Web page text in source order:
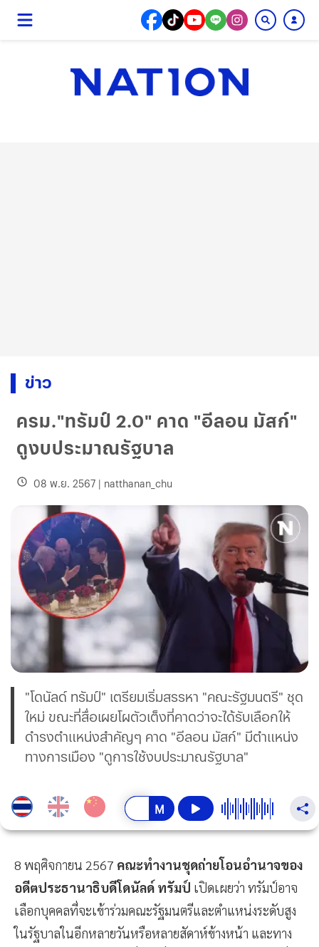
ข่าว
ครม."ทรัมป์ 2.0" คาด "อีลอน มัสก์"
ดูงบประมาณรัฐบาล
08 พ.ย. 2567 | natthanan_chu
"โดนัลด์ ทรัมป์" เตรียมเริ่มสรรหา "คณะรัฐมนตรี" ชุด
ใหม่ ขณะที่สื่อเผยโผตัวเต็งที่คาดว่าจะได้รับเลือกให้
ดำรงตำแหน่งสำคัญๆ คาด "อีลอน มัสก์" มีตำแหน่ง
ทางการเมือง "ดูการใช้งบประมาณรัฐบาล"
8 พฤศิจกายน 2567 คณะทำงานชุดถ่ายโอนอำนาจของ
อดีตประธานาธิบดีโดนัลด์ ทรัมป์ เปิดเผยว่า ทรัมป์อาจ
เลือกบุคคลที่จะเข้าร่วมคณะรัฐมนตรีและตำแหน่งระดับสูง
ในรัฐบาลในอีกหลายวันหรือหลายสัดาห์ข้างหน้า และทาง